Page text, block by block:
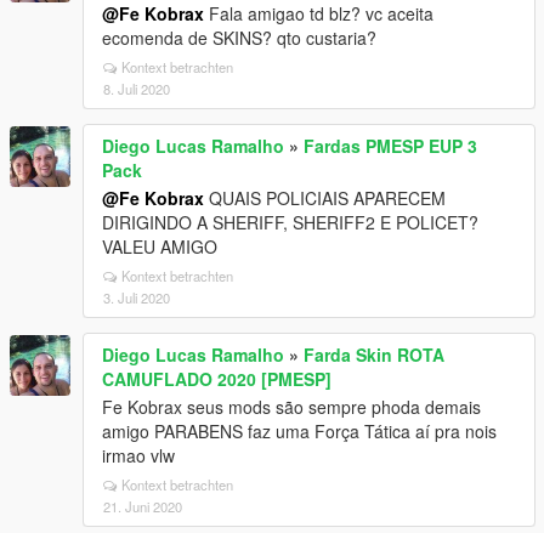
@Fe Kobrax Fala amigao td blz? vc aceita
ecomenda de SKINS? qto custaria?
Kontext betrachten
8. Juli 2020
Diego Lucas Ramalho » Fardas PMESP EUP 3
Pack
@Fe Kobrax QUAIS POLICIAIS APARECEM
DIRIGINDO A SHERIFF, SHERIFF2 E POLICET?
VALEU AMIGO
Kontext betrachten
3. Juli 2020
Diego Lucas Ramalho » Farda Skin ROTA
CAMUFLADO 2020 [PMESP]
Fe Kobrax seus mods são sempre phoda demais
amigo PARABENS faz uma Força Tática aí pra nois
irmao vlw
Kontext betrachten
21. Juni 2020